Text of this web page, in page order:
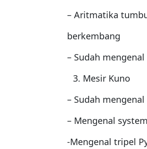
– Aritmatika
berkembang
– Sudah
Mesir Kuno
– Sudah
– Mengenal
-Mengenal tripel